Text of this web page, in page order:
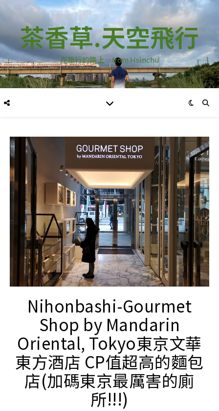
茶香草.天空飛行
在旅行的路上…from Hsinchu
Nihonbashi-Gourmet
Shop by Mandarin
Oriental, Tokyo東京文華
東方酒店 CP值超高的麵包
店(加碼東京最厲害的廁
所!!!)